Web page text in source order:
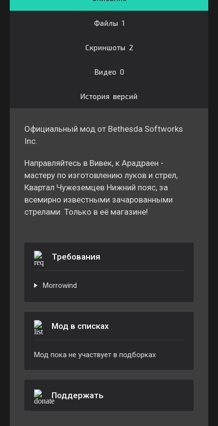
Файлы 1
Скриншоты 2
Видео 0
История версий
Официальный мод от Bethesda Softworks
Inc.
Направляйтесь в Вивек, к Арадраен -
мастеру по изготовлению луков и стрел,
Квартал Чужеземцев Нижний пояс, за
всемирно известными зачарованными
стрелами. Только в её магазине!
Требования
Morrowind
Мод в списках
Мод пока не участвует в подборках
Поддержать